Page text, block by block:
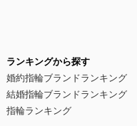
ランキングから探す
婚約指輪ブランドランキング
結婚指輪ブランドランキング
指輪ランキング